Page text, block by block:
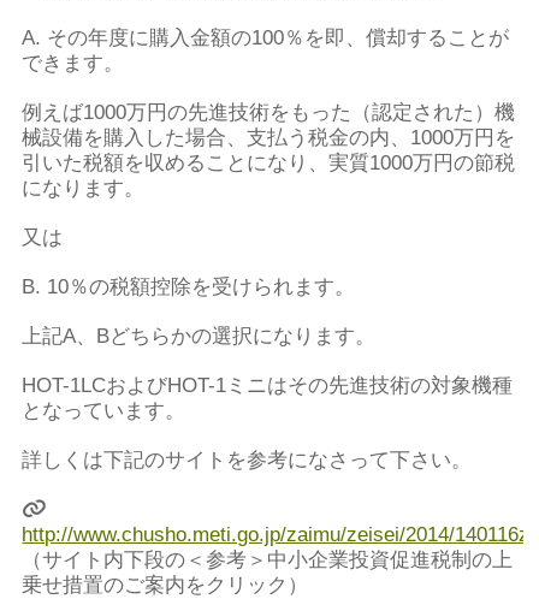
A. その年度に購入金額の100％を即、償却することが
できます。
例えば1000万円の先進技術をもった（認定された）機
械設備を購入した場合、支払う税金の内、1000万円を
引いた税額を収めることになり、実質1000万円の節税
になります。
又は
B. 10％の税額控除を受けられます。
上記A、Bどちらかの選択になります。
HOT-1LCおよびHOT-1ミニはその先進技術の対象機種
となっています。
詳しくは下記のサイトを参考になさって下さい。
http://www.chusho.meti.go.jp/zaimu/zeisei/2014/
（サイト内下段の＜参考＞中小企業投資促進税制の上
乗せ措置のご案内をクリック）